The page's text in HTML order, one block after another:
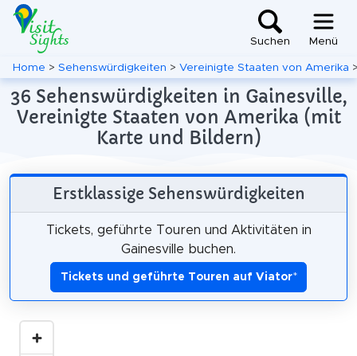
Suchen Menü
Home > Sehenswürdigkeiten > Vereinigte Staaten von Amerika
36 Sehenswürdigkeiten in Gainesville,
Vereinigte Staaten von Amerika (mit
Karte und Bildern)
Erstklassige Sehenswürdigkeiten
Tickets, geführte Touren und Aktivitäten in
Gainesville buchen.
Tickets und geführte Touren auf Viator*